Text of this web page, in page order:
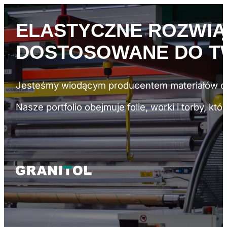
ELASTYCZNE
DOSTOSOWANE DO
Jesteśmy wiodącym producentem materiałów
Nasze portfolio obejmuje folie, worki i torby,